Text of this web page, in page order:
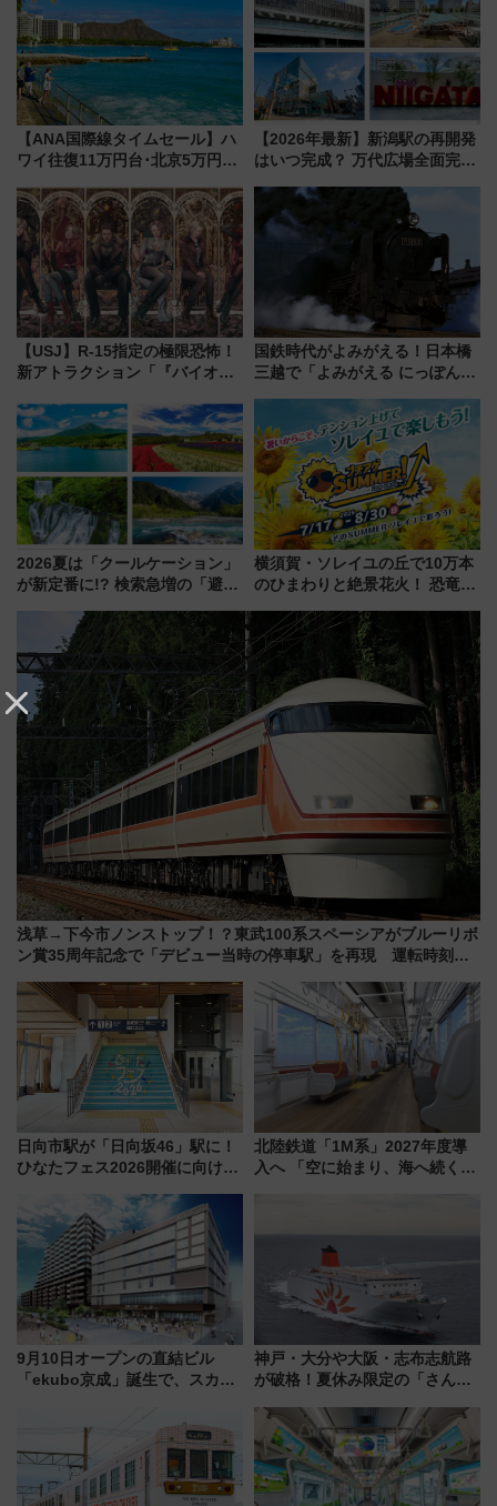
プランもご紹介
【ANA国際線タイムセール】ハ
ワイ往復11万円台･北京5万円台
来春のGW旅行まで狙える激ア
ツ路線まとめ（8/10まで）
【2026年最新】新潟駅の再開発
はいつ完成？ 万代広場全面完成
開発、バスタ新潟構想まで徹底
解説！
【USJ】R-15指定の極限恐怖！
新アトラクション「『バイオハ
ブ」今秋登場 ―予測不能の恐
怖に泣き叫べ―
国鉄時代がよみがえる！日本橋
三越で「よみがえる にっぽんの
敬の名作写真も、駅弁フェスも
同時開催！
2026夏は「クールケーション」
が新定番に!? 検索急増の「避暑
と移動を楽しむ、電車で行くお
すすめ観光情報も
横須賀・ソレイユの丘で10万本
のひまわりと絶景花火！ 恐竜や
帰りお出かけ最新情報（2026年
7月17日～開催）
浅草→下今市ノンストップ！？東武100系スペーシアがブルーリボ
ン賞35周年記念で「デビュー当時の停車駅」を再現 運転時刻や
日向市駅が「日向坂46」駅に！
ひなたフェス2026開催に向けJR
全力応援 夜行列車「ドリーム
おひさま号」も走る
北陸鉄道「1M系」2027年度導
入へ 「空に始まり、海へ続く」
9月10日オープンの直結ビル
「ekubo京成」誕生で、スカイ
新鎌ヶ谷はどう変わる？ 全テナ
神戸・大分や大阪・志布志航路
が破格！夏休み限定の「さんふ
ート 夕朝食ビュッフェ付きで
快適な船旅はいかが？